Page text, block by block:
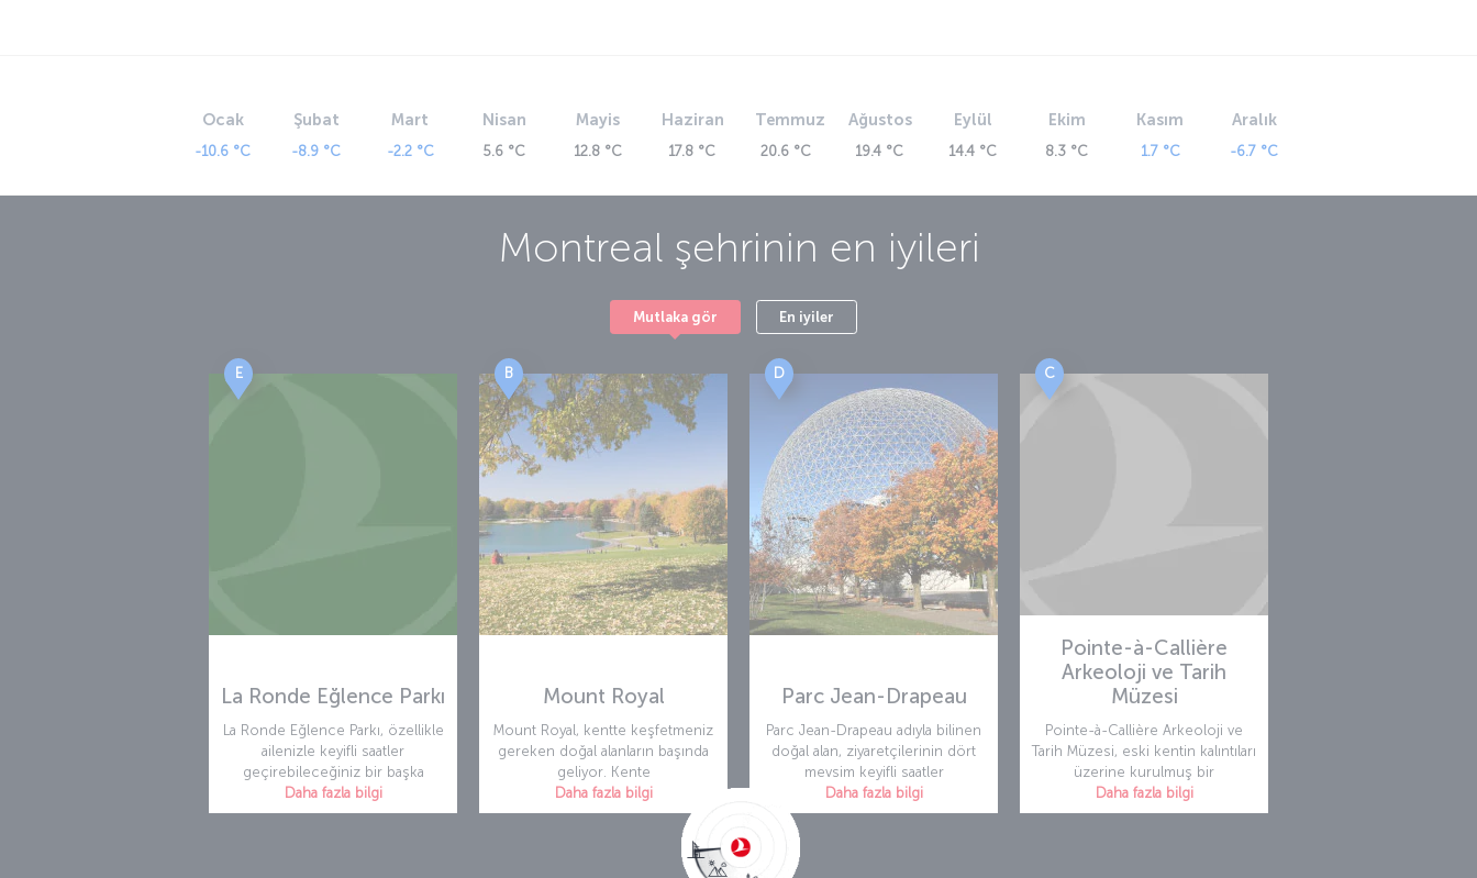
Ocak
-10.6 °C
Şubat
-8.9 °C
Mart
-2.2 °C
Nisan
5.6 °C
Mayis
12.8 °C
Haziran
17.8 °C
Temmuz
20.6 °C
Ağustos
19.4 °C
Eylül
14.4 °C
Ekim
8.3 °C
Kasım
1.7 °C
Aralık
-6.7 °C
Montreal şehrinin en iyileri
Mutlaka gör En iyiler
E
La Ronde Eğlence Parkı
La Ronde Eğlence Parkı, özellikle
ailenizle keyifli saatler
geçirebileceğiniz bir başka
Daha fazla bilgi
B
Mount Royal
Mount Royal, kentte keşfetmeniz
gereken doğal alanların başında
geliyor. Kente
Daha fazla bilgi
D
Parc Jean-Drapeau
Parc Jean-Drapeau adıyla bilinen
doğal alan, ziyaretçilerinin dört
mevsim keyifli saatler
Daha fazla bilgi
C
Pointe-à-Callière
Arkeoloji ve Tarih
Müzesi
Pointe-à-Callière Arkeoloji ve
Tarih Müzesi, eski kentin kalıntıları
üzerine kurulmuş bir
Daha fazla bilgi